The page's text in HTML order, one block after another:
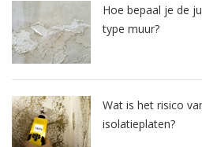
Hoe bepaal je de
type muur?
Wat is het risico
isolatieplaten?